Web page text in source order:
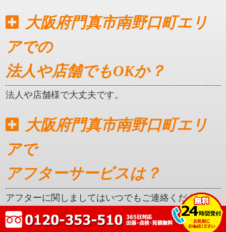
大阪府門真市南野口町エリ
アでの
法人や店舗でもOKか？
法人や店舗様で大丈夫です。
大阪府門真市南野口町エリ
アで
アフターサービスは？
アフターに関しましてはいつでもご連絡ください。
クレカ対応はしているか？